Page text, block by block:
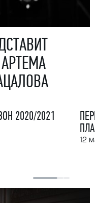
2020/2021
12